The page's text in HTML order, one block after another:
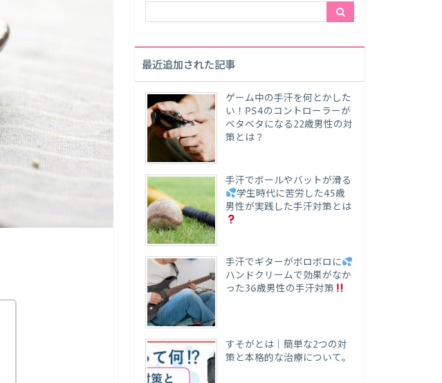
最近追加された記事
ゲーム中の手汗を何とかした
い！PS4のコントローラーが
ベタベタになる22歳男性の対
策とは？
手汗でボールやバットが滑る
学生時代に苦労した45歳
男性が実践した手汗対策とは
手汗でギターがボロボロに
ハンドクリームで効果がなか
った36歳男性の手汗対策
すそがとは｜簡単な2つの対
策と本格的な治療について。